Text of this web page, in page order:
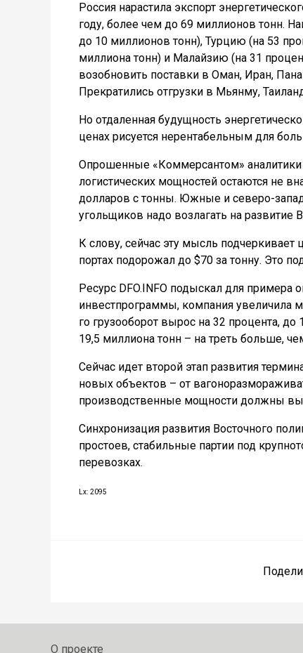
Россия нарастила экспорт
году, более чем до 69 миллионов тонн.
до 10 миллионов тонн), Турцию (на 53
миллиона тонн) и Малайзию (на 31
возобновить поставки в Оман, Иран,
Прекратились отгрузки в Мьянму,
Но отдаленная будущность
ценах рисуется нерентабельным для
Опрошенные «Коммерсантом» аналитики
логистических мощностей остаются не
долларов с тонны. Южные и северо-
угольщиков надо возлагать на развитие
К слову, сейчас эту мысль подчеркивает
портах подорожал до $70 за тонну. Это
Ресурс DFO.INFO подыскал для примера
инвестпрограммы, компания увеличила
го грузооборот вырос на 32 процента,
19,5 миллиона тонн – на треть больше,
Сейчас идет второй этап развития
новых объектов – от
производственные мощности должны
Синхронизация развития Восточного
простоев, стабильные партии под
перевозках.
Lx: 2095
О проекте